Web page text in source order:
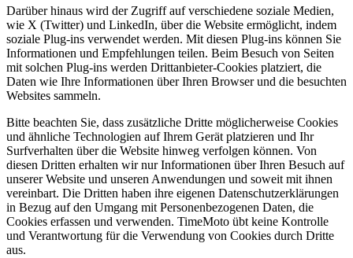
Darüber hinaus wird der Zugriff auf verschiedene soziale Medien,
wie X (Twitter) und LinkedIn, über die Website ermöglicht, indem
soziale Plug-ins verwendet werden. Mit diesen Plug-ins können Sie
Informationen und Empfehlungen teilen. Beim Besuch von Seiten
mit solchen Plug-ins werden Drittanbieter-Cookies platziert, die
Daten wie Ihre Informationen über Ihren Browser und die besuchten
Websites sammeln.
Bitte beachten Sie, dass zusätzliche Dritte möglicherweise Cookies
und ähnliche Technologien auf Ihrem Gerät platzieren und Ihr
Surfverhalten über die Website hinweg verfolgen können. Von
diesen Dritten erhalten wir nur Informationen über Ihren Besuch auf
unserer Website und unseren Anwendungen und soweit mit ihnen
vereinbart. Die Dritten haben ihre eigenen Datenschutzerklärungen
in Bezug auf den Umgang mit Personenbezogenen Daten, die
Cookies erfassen und verwenden. TimeMoto übt keine Kontrolle
und Verantwortung für die Verwendung von Cookies durch Dritte
aus.